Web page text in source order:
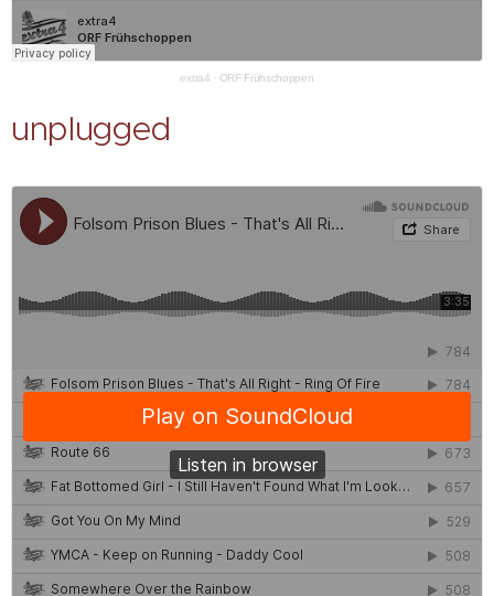
extra4 · ORF Frühschoppen
unplugged